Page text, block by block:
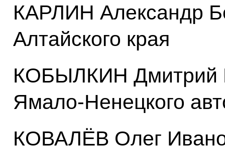
КАРЛИН Александр
Алтайского края
КОБЫЛКИН Дмитрий
Ямало-Ненецкого
КОВАЛЁВ Олег